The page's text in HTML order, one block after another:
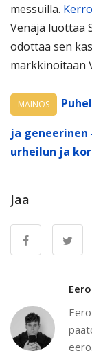
messuilla.
Venäjä luottaa
odottaa sen
markkinoitaan
MAINOS
ja
urheilun ja
Jaa